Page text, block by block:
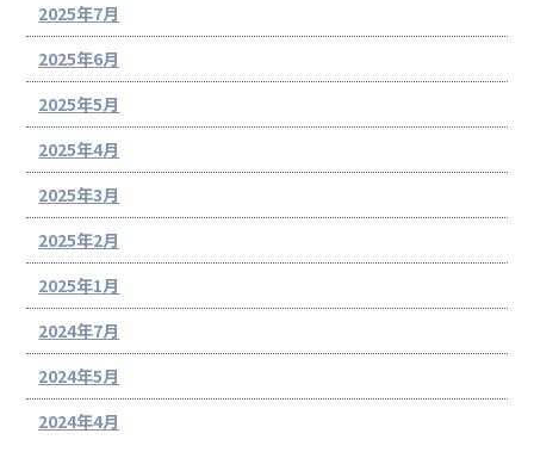
2025年7月
2025年6月
2025年5月
2025年4月
2025年3月
2025年2月
2025年1月
2024年7月
2024年5月
2024年4月